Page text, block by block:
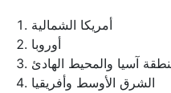
أمريكا الشمالية
أوروبا
آسيا والمحيط الهادئ
الشرق الأوسط وأفريقيا